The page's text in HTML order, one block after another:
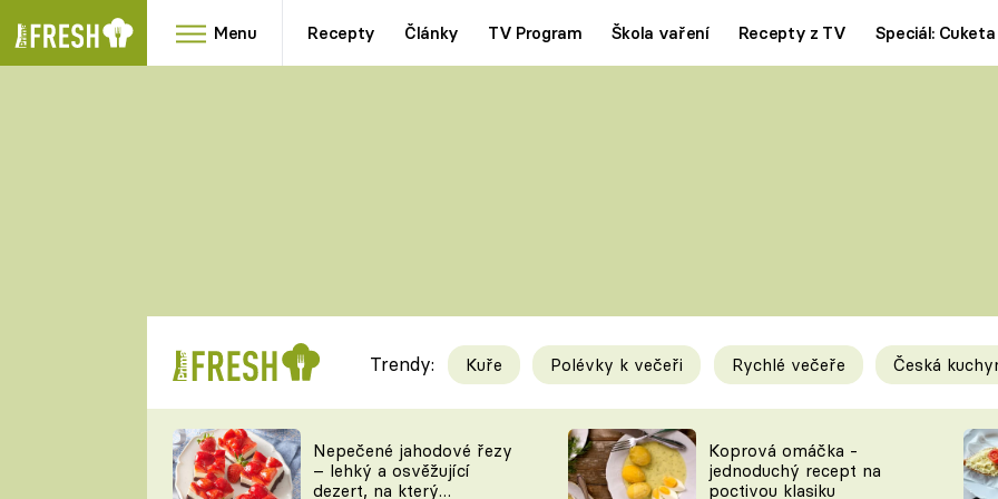
Menu Recepty Články TV Program Škola vaření Recepty z TV Speciál: Cuketa
RYCHLOVKY
Videorecepty
TEĎ VAŘÍ ŠÉF!
Tipy a triky
KAM ZA JÍDLEM
Trendy: Kuře Polévky k večeři Rychlé večeře Česká
Nepečené jahodové řezy
– lehký a osvěžující
dezert, na který
Koprová omáčka -
jednoduchý recept na
poctivou klasiku